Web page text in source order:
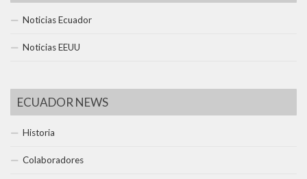
Noticias Ecuador
Noticias EEUU
ECUADOR NEWS
Historia
Colaboradores